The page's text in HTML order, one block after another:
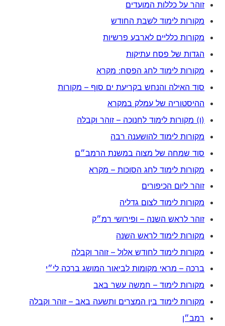
זוהר על כללות המועדים
מקורות לימוד לשבת החודש
מקורות כלליים לארבע פרשיות
הגדות של פסח עתיקות
מקורות לימוד לחג הפסח: מקרא
סוד האילה והנחש בקריעת ים סוף – מקורות
ההיסטוריה של עמלק במקרא
(ו) מקורות לימוד לחנוכה – זוהר וקבלה
מקורות לימוד להושענה רבה
סוד שמחה של מצוה במשנת הרמב״ם
מקורות לימוד לחג הסוכות – מקרא
זוהר ליום הכיפורים
מקורות לימוד לצום גדליה
זוהר לראש השנה – ופירושי רמ״ק
מקורות לימוד לראש השנה
מקורות לימוד לחודש אלול – זוהר וקבלה
ברכה – מראי מקומות לביאור המושג ברכה לי״י
מקורות לימוד – חמשה עשר באב
מקורות לימוד בין המצרים ותשעה באב – זוהר וקבלה
רמב״ן